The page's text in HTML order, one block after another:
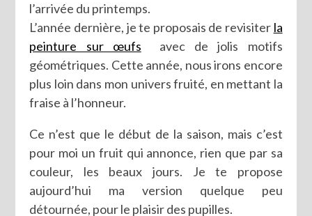
l’arrivée du printemps.
L’année dernière, je te proposais de revisiter la
peinture sur œufs avec de jolis motifs
géométriques. Cette année, nous irons encore
plus loin dans mon univers fruité, en mettant la
fraise à l’honneur.
Ce n’est que le début de la saison, mais c’est
pour moi un fruit qui annonce, rien que par sa
couleur, les beaux jours. Je te propose
aujourd’hui ma version quelque peu
détournée, pour le plaisir des pupilles.